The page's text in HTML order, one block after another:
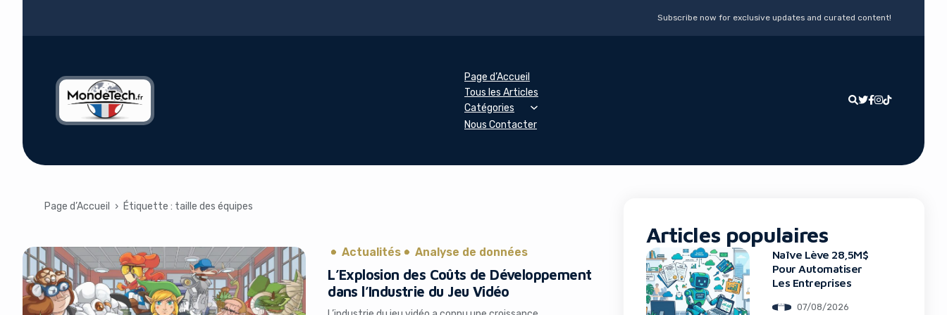
Subscribe now for exclusive updates and curated content!
Page d’Accueil
Tous les Articles
Catégories
Nous Contacter
Page d’Accueil › Étiquette : taille des équipes
Actualités Analyse de données
L’Explosion des Coûts de Développement
dans l’Industrie du Jeu Vidéo
Articles populaires
Naïve Lève 28,5M$
Pour Automatiser
Les Entreprises
07/08/2026